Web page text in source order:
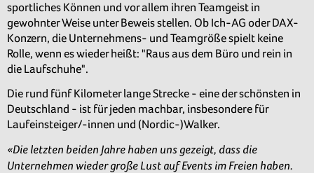
sportliches Können und vor allem ihren Teamgeist in
gewohnter Weise unter Beweis stellen. Ob Ich-AG oder DAX-
Konzern, die Unternehmens- und Teamgröße spielt keine
Rolle, wenn es wieder heißt: "Raus aus dem Büro und rein in
die Laufschuhe".
Die rund fünf Kilometer lange Strecke - eine der schönsten in
Deutschland - ist für jeden machbar, insbesondere für
Laufeinsteiger/-innen und (Nordic-)Walker.
«Die letzten beiden Jahre haben uns gezeigt, dass die
Unternehmen wieder große Lust auf Events im Freien haben.